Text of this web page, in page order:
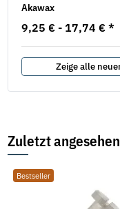
Akawax
9,25 € - 17,74 € *
Zeige alle
Zuletzt angesehen
Bestseller